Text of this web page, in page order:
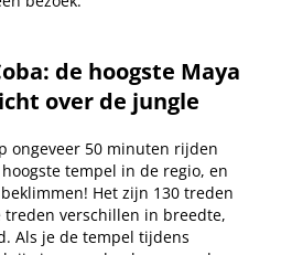
de hoogste Maya
over de jungle
ongeveer 50 minuten rijden
tempel in de regio, en
Het zijn 130 treden
treden verschillen in breedte,
Als je de tempel tijdens